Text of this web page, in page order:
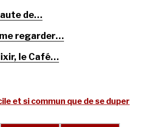
de…
me regarder…
le Café…
et si commun que de se duper